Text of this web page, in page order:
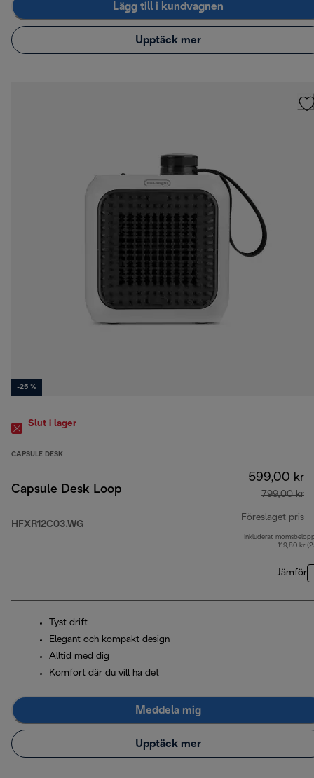
Lägg till i kundvagnen
Upptäck mer
-25 %
Slut i lager
CAPSULE DESK
Capsule Desk Loop
HFXR12C03.WG
599,00 kr
799,00 kr
Föreslaget pris
Inkluderat
119,80 kr
Jämför
Tyst drift
Elegant och kompakt design
Alltid med dig
Komfort där du vill ha det
Meddela mig
Upptäck mer